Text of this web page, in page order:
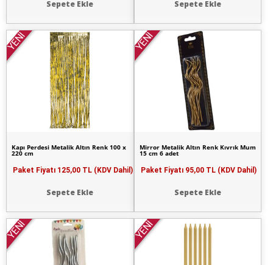
Sepete Ekle Sepete Ekle
YENİ
Kapı Perdesi Metalik Altın Renk 100 x
220 cm
Paket Fiyatı 125,00 TL (KDV Dahil)
Sepete Ekle
YENİ
Mirror Metalik Altın Renk Kıvrık Mum
15 cm 6 adet
Paket Fiyatı 95,00 TL (KDV Dahil)
Sepete Ekle
YENİ YENİ